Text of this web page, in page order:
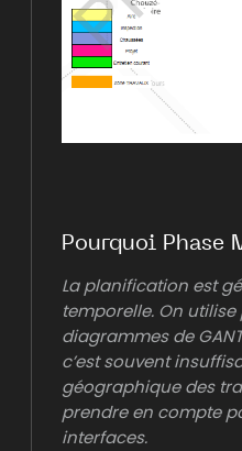
Pourquoi Phase
La planification est
temporelle. On
diagrammes de
c’est souvent
géographique des
prendre en compte
interfaces.